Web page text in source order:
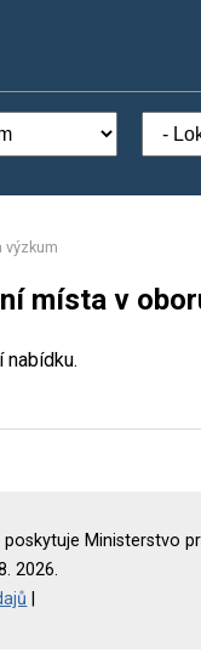
výzkum
místa v
nabídku.
Ministerstvo
2026.